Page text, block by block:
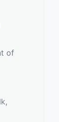
of